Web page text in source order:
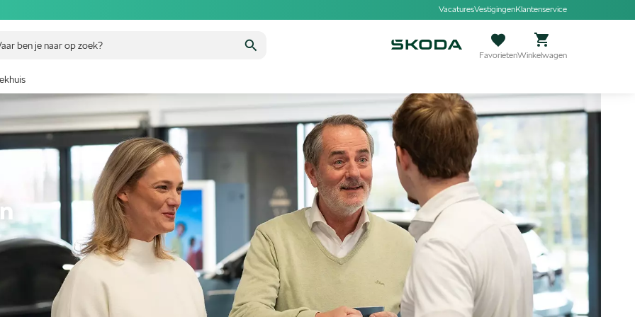
VacaturesVestigingenKlantenservice
ben je naar op zoek?
FavorietenWinkelwagen